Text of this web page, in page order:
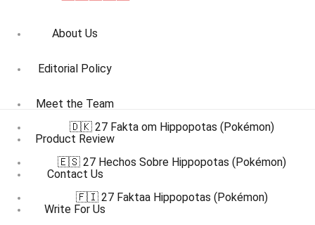
About Us
Editorial Policy
Meet the Team
Product Review
Contact Us
Write For Us
🇩🇰 27 Fakta om Hippopotas (Pokémon)
🇪🇸 27 Hechos Sobre Hippopotas (Pokémon)
🇫🇮 27 Faktaa Hippopotas (Pokémon)